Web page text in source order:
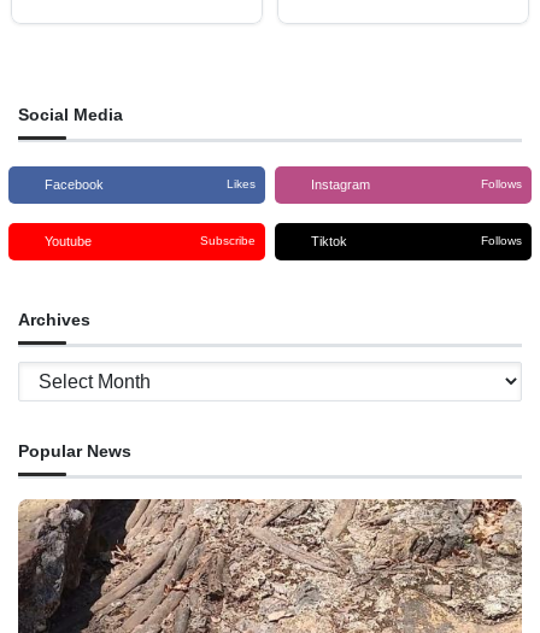
Dili iha loron sesta (10/06) no
akizisaun foos tonelada 5.000
Social Media
Facebook Likes Instagram Follows
Youtube Subscribe Tiktok Follows
Archives
Archives
Popular News